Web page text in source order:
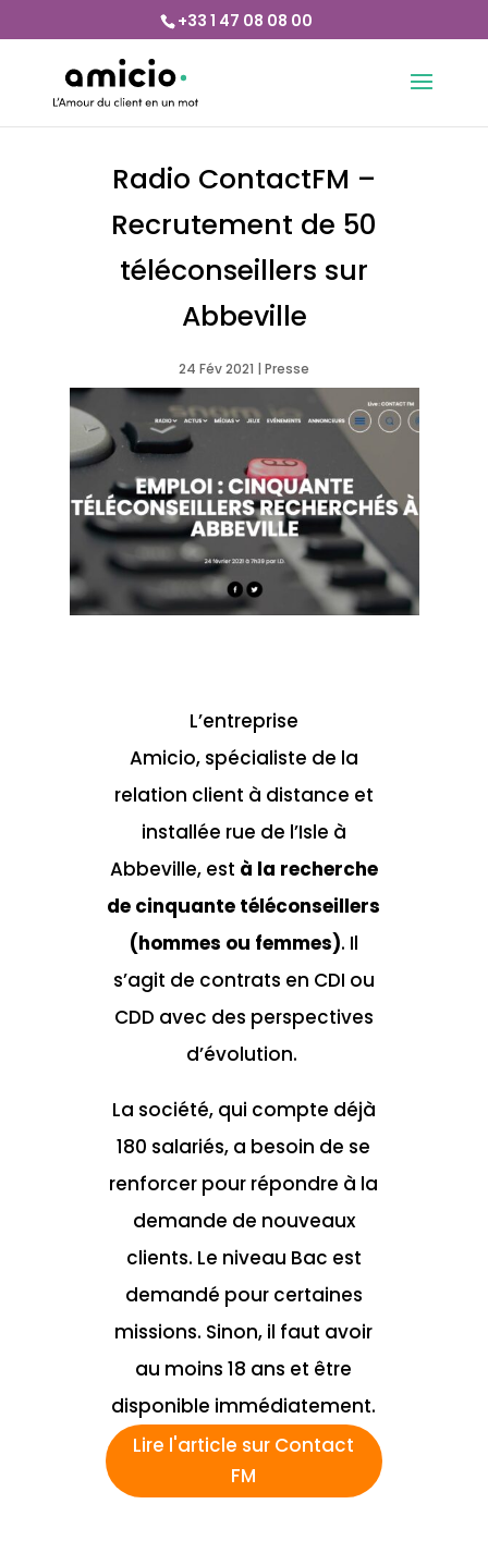
+33 1 47 08 08 00
Radio ContactFM –
Recrutement de 50
téléconseillers sur
Abbeville
24 Fév 2021 | Presse
L’entreprise
Amicio, spécialiste de la
relation client à distance et
installée rue de l’Isle à
Abbeville, est à la recherche
de cinquante téléconseillers
(hommes ou femmes). Il
s’agit de contrats en CDI ou
CDD avec des perspectives
d’évolution.
La société, qui compte déjà
180 salariés, a besoin de se
renforcer pour répondre à la
demande de nouveaux
clients. Le niveau Bac est
demandé pour certaines
missions. Sinon, il faut avoir
au moins 18 ans et être
disponible immédiatement.
Lire l'article sur Contact
FM